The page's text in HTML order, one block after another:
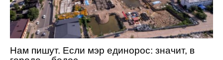
Нам пишут. Если мэр единорос: значит, в